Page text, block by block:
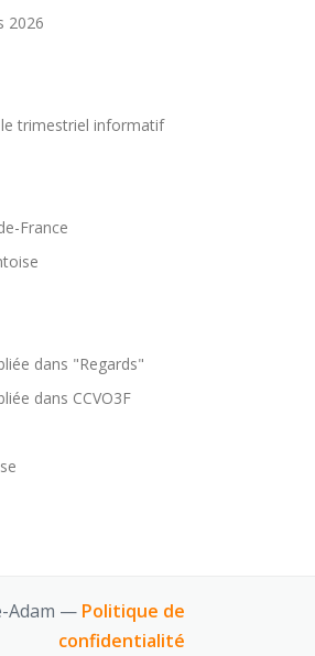
2026
trimestriel informatif
France
dans "Regards"
dans CCVO3F
Adam — Politique de
confidentialité